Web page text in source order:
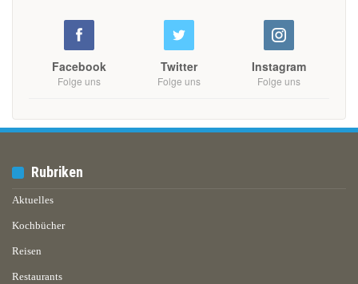
Facebook
Folge uns
Twitter
Folge uns
Instagram
Folge uns
Rubriken
Aktuelles
Kochbücher
Reisen
Restaurants